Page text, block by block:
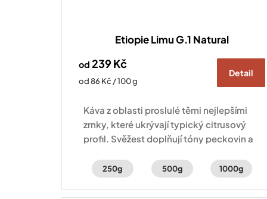
Etiopie Limu G.1 Natural
od 239 Kč
Měrná
od 86 Kč / 100 g
Detail
Káva z oblasti proslulé těmi nejlepšími
zrnky, které ukrývají typický citrusový
profil. Svěžest doplňují tóny peckovin a
250g 500g 1000g